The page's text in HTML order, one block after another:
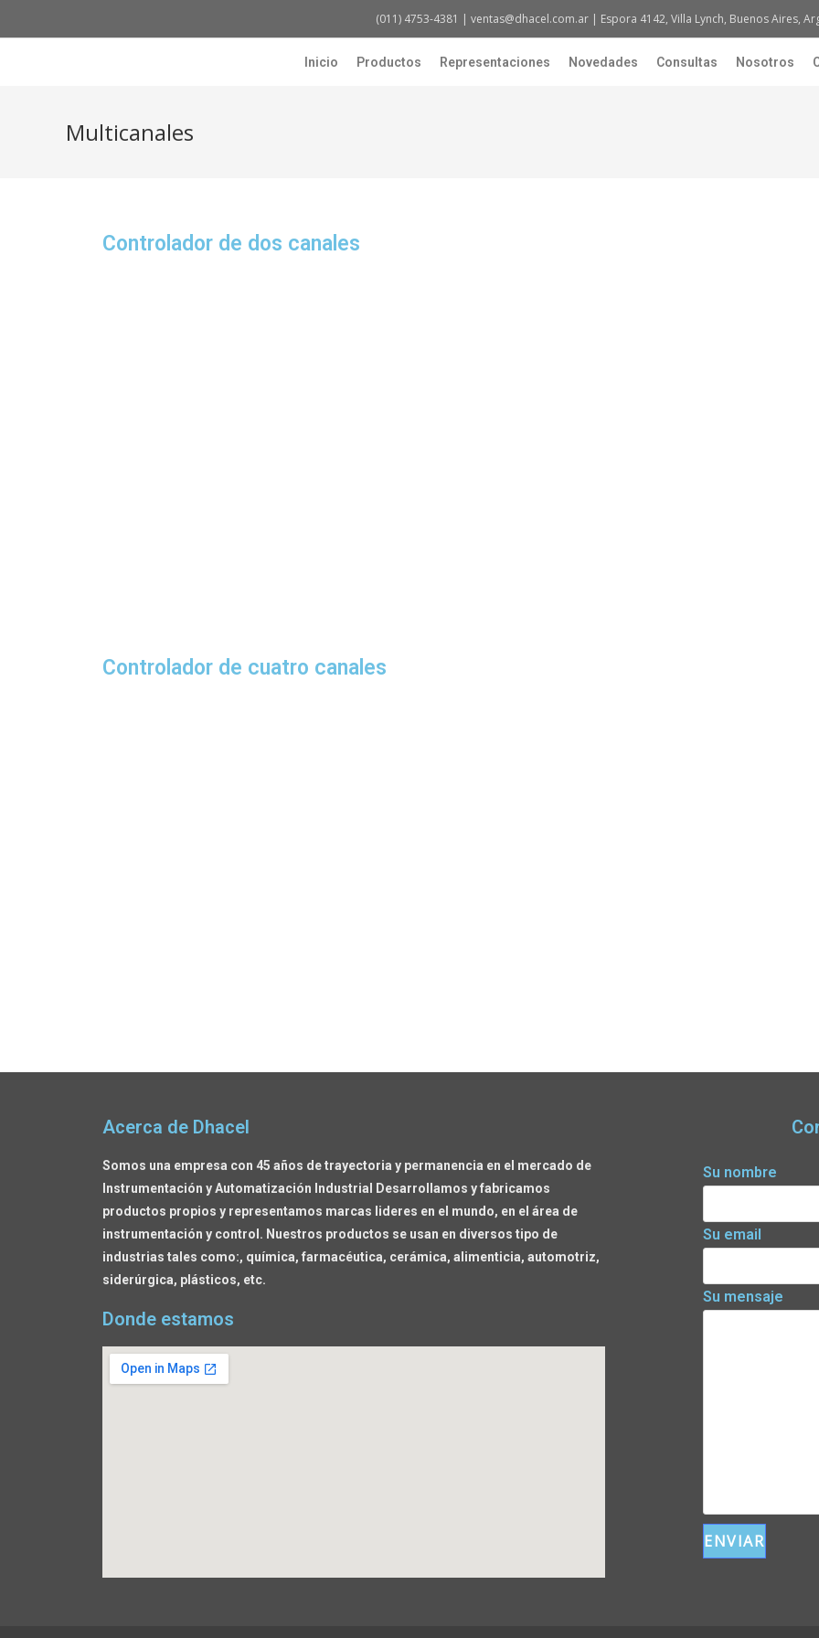
(011) 4753-4381 | ventas@dhacel.com.ar | Espora 4142, Villa Lynch, Buenos Aires,
Inicio Productos Representaciones Novedades Consultas Nosotros
Multicanales
Controlador de dos canales
Controlador de cuatro canales
Acerca de Dhacel
Somos una empresa con 45 años de trayectoria y permanencia en el mercado de
Instrumentación y Automatización Industrial Desarrollamos y fabricamos
productos propios y representamos marcas lideres en el mundo, en el área de
instrumentación y control. Nuestros productos se usan en diversos tipo de
industrias tales como:, química, farmacéutica, cerámica, alimenticia, automotriz,
siderúrgica, plásticos, etc.
Donde estamos
Su nombre
Su email
Su mensaje